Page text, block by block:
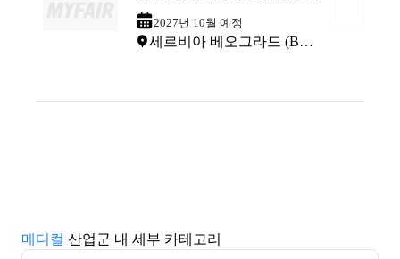
2027년 10월 예정
세르비아 베오그라드 (Belgrade Fair)
메디컬 산업군 내 세부 카테고리